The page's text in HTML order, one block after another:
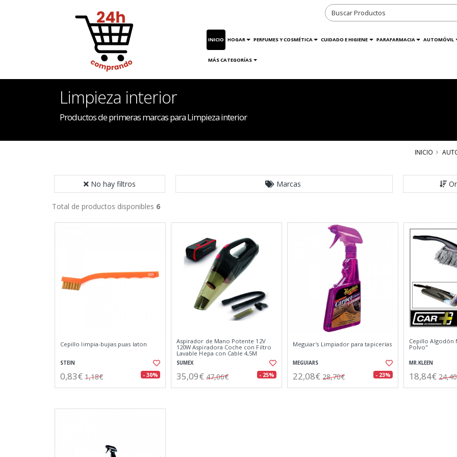
INICIO HOGAR PERFUMES Y COSMÉTICA CUIDADO E HIGIENE PARAFARMACIA AUTOMÓVIL
MÁS CATEGORÍAS
Limpieza interior
Productos de primeras marcas para Limpieza interior
INICIO
No hay filtros Marcas
Total de productos disponibles 6
Cepillo limpia-bujias puas laton
STEIN
0,83€ 1,18€ - 30%
Aspirador de Mano Potente 12V
120W Aspiradora Coche con Filtro
Lavable Hepa con Cable 4,5M
SUMEX
35,09€ 47,06€ - 25%
Meguiar's Limpiador para tapicerías
MEGUIARS
22,08€ 28,70€ - 23%
Cepillo Algodón
Polvo"
MR.KLEEN
18,84€